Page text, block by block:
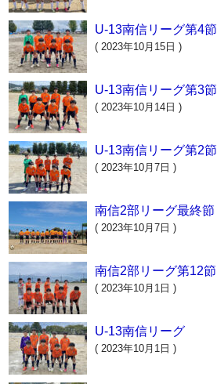
U-13南信リーグ第4節
( 2023年10月15日 )
U-13南信リーグ第3節
( 2023年10月14日 )
U-13南信リーグ第2節
( 2023年10月7日 )
南信2部リーグ最終節
( 2023年10月7日 )
南信2部リーグ第12節
( 2023年10月1日 )
U-13南信リーグ
( 2023年10月1日 )